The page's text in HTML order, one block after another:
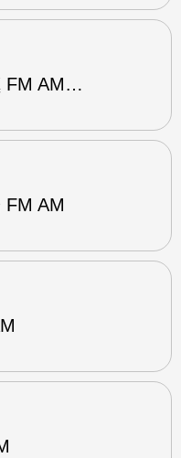
FM AM…
FM AM